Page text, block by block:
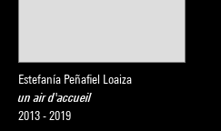
Estefanía Peñafiel Loaiza
un air d'accueil
2013 - 2019